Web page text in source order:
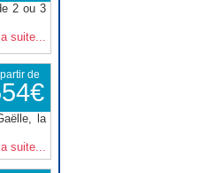
2 ou 3
suite...
de
la
suite...